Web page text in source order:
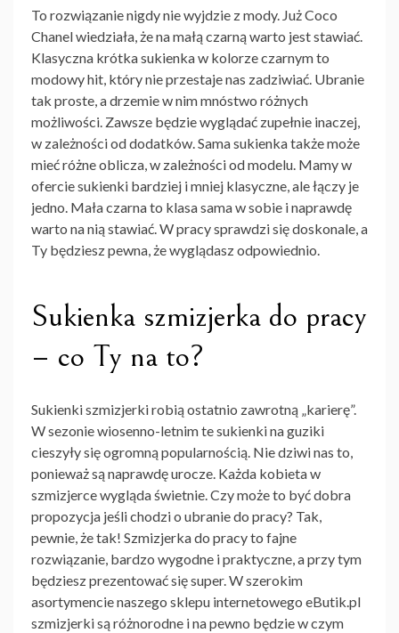
To rozwiązanie nigdy nie wyjdzie z mody. Już Coco
Chanel wiedziała, że na małą czarną warto jest stawiać.
Klasyczna krótka sukienka w kolorze czarnym to
modowy hit, który nie przestaje nas zadziwiać. Ubranie
tak proste, a drzemie w nim mnóstwo różnych
możliwości. Zawsze będzie wyglądać zupełnie inaczej,
w zależności od dodatków. Sama sukienka także może
mieć różne oblicza, w zależności od modelu. Mamy w
ofercie sukienki bardziej i mniej klasyczne, ale łączy je
jedno. Mała czarna to klasa sama w sobie i naprawdę
warto na nią stawiać. W pracy sprawdzi się doskonale, a
Ty będziesz pewna, że wyglądasz odpowiednio.
Sukienka szmizjerka do pracy
– co Ty na to?
Sukienki szmizjerki robią ostatnio zawrotną „karierę”.
W sezonie wiosenno-letnim te sukienki na guziki
cieszyły się ogromną popularnością. Nie dziwi nas to,
ponieważ są naprawdę urocze. Każda kobieta w
szmizjerce wygląda świetnie. Czy może to być dobra
propozycja jeśli chodzi o ubranie do pracy? Tak,
pewnie, że tak! Szmizjerka do pracy to fajne
rozwiązanie, bardzo wygodne i praktyczne, a przy tym
będziesz prezentować się super. W szerokim
asortymencie naszego sklepu internetowego eButik.pl
szmizjerki są różnorodne i na pewno będzie w czym